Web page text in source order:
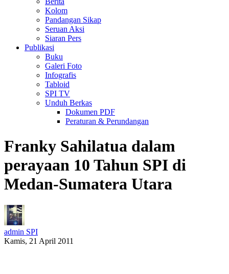
Kolom
Pandangan Sikap
Seruan Aksi
Siaran Pers
Publikasi
Buku
Galeri Foto
Infografis
Tabloid
SPI TV
Unduh Berkas
Dokumen PDF
Peraturan & Perundangan
Franky Sahilatua dalam
perayaan 10 Tahun SPI di
Medan-Sumatera Utara
admin SPI
Kamis, 21 April 2011